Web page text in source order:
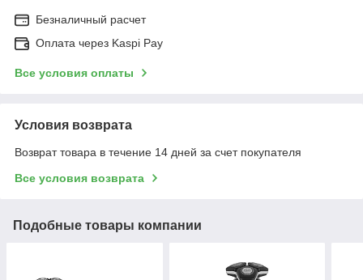
Безналичный расчет
Оплата через Kaspi Pay
Все условия оплаты
Условия возврата
Возврат товара в течение 14 дней за счет покупателя
Все условия возврата
Подобные товары компании